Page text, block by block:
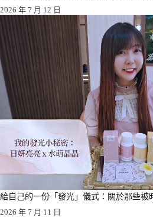
2026 年 7 月 12 日
給自己的一份「發光」儀式：關於那些被
2026 年 7 月 11 日